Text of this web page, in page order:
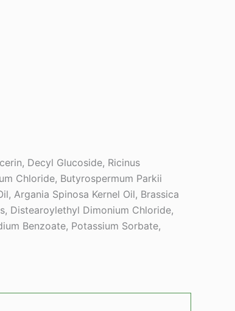
Decyl Glucoside, Ricinus
Chloride, Butyrospermum Parkii
Argania Spinosa Kernel Oil, Brassica
Distearoylethyl Dimonium Chloride,
Benzoate, Potassium Sorbate,